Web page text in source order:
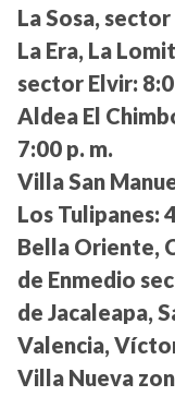
La Sosa,
La Era, La
sector Elvir:
Aldea El
7:00 p. m.
Villa San
Los Tulipanes:
Bella Oriente,
de Enmedio
de Jacaleapa,
Valencia,
Villa Nueva